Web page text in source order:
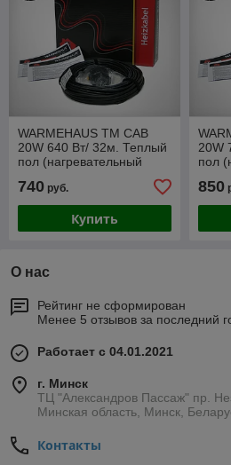
WARMEHAUS TM CAB
20W 640 Вт/ 32м. Теплый
пол (нагревательный
740 руб.
Купить
20W
пол
850
О нас
Рейтинг не сформирован
Менее 5 отзывов за последний
Работает с 04.01.2021
г. Минск
ТЦ "Александров Пассаж" пр.
Минская область, Минск,
Контакты